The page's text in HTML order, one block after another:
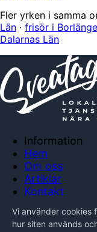
Fler yrken i samma
Län · frisör i
Dalarnas Län
Information
Hem
Om oss
Artiklar
Kontakt
Vi använder cookies
hur siten används